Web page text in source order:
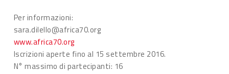
Per informazioni:
sara.dilello@africa70.org
www.africa70.org
Iscrizioni aperte fino al 15 settembre 2016.
N° massimo di partecipanti: 16